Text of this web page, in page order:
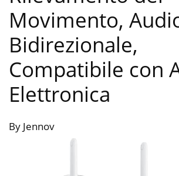
Movimento,
Bidirezionale,
Compatibile con
Elettronica
By Jennov